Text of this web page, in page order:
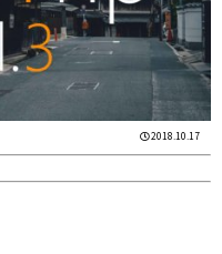
2018.10.17